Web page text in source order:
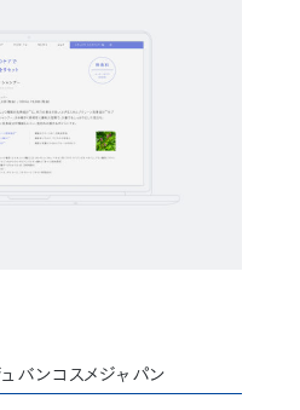
バンコスメジャパン